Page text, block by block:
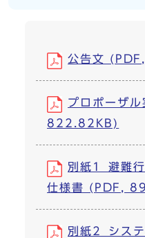
公告文
プロポーザ
822.82KB)
別紙1_避難
仕様書 (PDF,
別紙2_シス